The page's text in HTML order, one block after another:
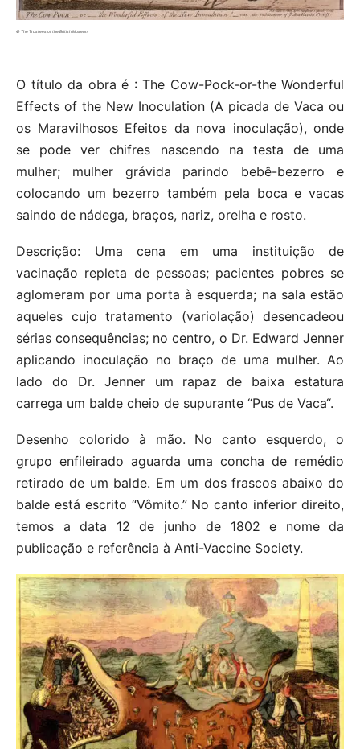
© The Trustees of the British Museum
O título da obra é : The Cow-Pock-or-the Wonderful
Effects of the New Inoculation (A picada de Vaca ou
os Maravilhosos Efeitos da nova inoculação), onde
se pode ver chifres nascendo na testa de uma
mulher; mulher grávida parindo bebê-bezerro e
colocando um bezerro também pela boca e vacas
saindo de nádega, braços, nariz, orelha e rosto.
Descrição: Uma cena em uma instituição de
vacinação repleta de pessoas; pacientes pobres se
aglomeram por uma porta à esquerda; na sala estão
aqueles cujo tratamento (variolação) desencadeou
sérias consequências; no centro, o Dr. Edward Jenner
aplicando inoculação no braço de uma mulher. Ao
lado do Dr. Jenner um rapaz de baixa estatura
carrega um balde cheio de supurante “Pus de Vaca“.
Desenho colorido à mão. No canto esquerdo, o
grupo enfileirado aguarda uma concha de remédio
retirado de um balde. Em um dos frascos abaixo do
balde está escrito “Vômito.” No canto inferior direito,
temos a data 12 de junho de 1802 e nome da
publicação e referência à Anti-Vaccine Society.